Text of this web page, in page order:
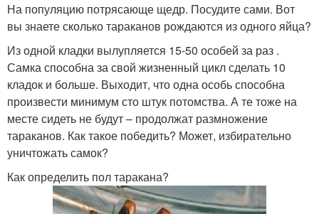
На популяцию потрясающе щедр. Посудите сами. Вот
вы знаете сколько тараканов рождаются из одного яйца?
Из одной кладки вылупляется 15-50 особей за раз .
Самка способна за свой жизненный цикл сделать 10
кладок и больше. Выходит, что одна особь способна
произвести минимум сто штук потомства. А те тоже на
месте сидеть не будут – продолжат размножение
тараканов. Как такое победить? Может, избирательно
уничтожать самок?
Как определить пол таракана?